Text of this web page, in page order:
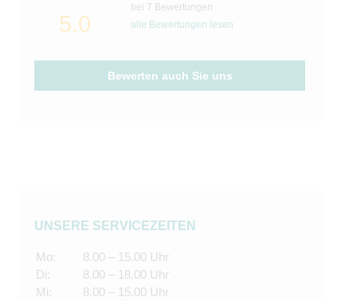
5.0
bei 7 Bewertungen
alle Bewertungen lesen
Bewerten auch Sie uns
UNSERE SERVICEZEITEN
Mo:
Di:
Mi:
8.00 – 15.00 Uhr
8.00 – 18.00 Uhr
8.00 – 15.00 Uhr